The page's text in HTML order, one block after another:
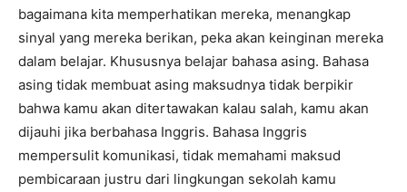
bagaimana kita memperhatikan mereka, menangkap
sinyal yang mereka berikan, peka akan keinginan mereka
dalam belajar. Khususnya belajar bahasa asing. Bahasa
asing tidak membuat asing maksudnya tidak berpikir
bahwa kamu akan ditertawakan kalau salah, kamu akan
dijauhi jika berbahasa Inggris. Bahasa Inggris
mempersulit komunikasi, tidak memahami maksud
pembicaraan justru dari lingkungan sekolah kamu